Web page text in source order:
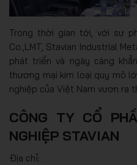
Trong thời gian tới, với sự
Co.,LMT, Stavian Industrial
phát triển và ngày càng
thương mại kim loại quy mô
nghiệp của Việt Nam vươn ra
CÔNG TY CỔ
NGHIỆP STAVIAN
Địa chỉ: